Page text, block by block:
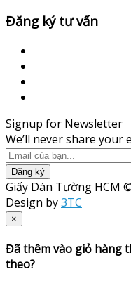
Đăng ký tư vấn
Signup for Newsletter
We’ll never share your
Đăng ký
Giấy Dán Tường HCM
Design by3TC
×
Đã thêm vào giỏ hàng
theo?